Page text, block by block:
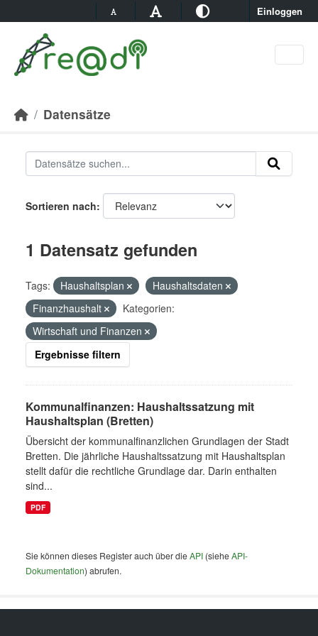
Einloggen
Datensätze
Sortieren nach
1 Datensatz gefunden
Tags: Haushaltsplan
Haushaltsdaten
Finanzhaushalt
Kategorien:
Wirtschaft und Finanzen
Ergebnisse filtern
Kommunalfinanzen: Haushaltssatzung mit
Haushaltsplan (Bretten)
Übersicht der kommunalfinanzlichen Grundlagen der Stadt
Bretten. Die jährliche Haushaltssatzung mit Haushaltsplan
stellt dafür die rechtliche Grundlage dar. Darin enthalten
sind...
PDF
Sie können dieses Register auch über dieAPI (sieheAPI-
Dokumentation) abrufen.